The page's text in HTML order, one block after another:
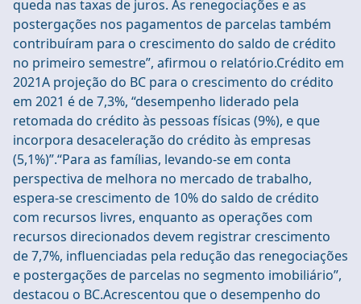
queda nas taxas de juros. As renegociações e as
postergações nos pagamentos de parcelas também
contribuíram para o crescimento do saldo de crédito
no primeiro semestre”, afirmou o relatório.Crédito em
2021A projeção do BC para o crescimento do crédito
em 2021 é de 7,3%, “desempenho liderado pela
retomada do crédito às pessoas físicas (9%), e que
incorpora desaceleração do crédito às empresas
(5,1%)”.“Para as famílias, levando-se em conta
perspectiva de melhora no mercado de trabalho,
espera-se crescimento de 10% do saldo de crédito
com recursos livres, enquanto as operações com
recursos direcionados devem registrar crescimento
de 7,7%, influenciadas pela redução das renegociações
e postergações de parcelas no segmento imobiliário”,
destacou o BC.Acrescentou que o desempenho do